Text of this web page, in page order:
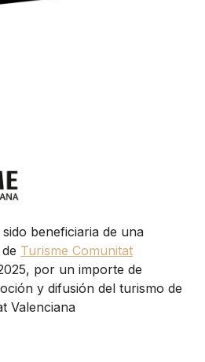
sido beneficiaria de una
Turisme Comunitat
por un importe de
y difusión del turismo de
Valenciana